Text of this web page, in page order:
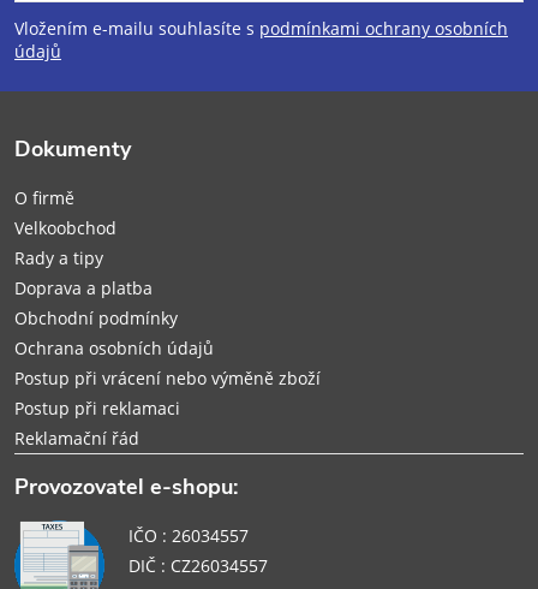
p
a
Vložením e-mailu souhlasíte s podmínkami ochrany osobních
údajů
Dokumenty
O firmě
Velkoobchod
Rady a tipy
Doprava a platba
Obchodní podmínky
Ochrana osobních údajů
Postup při vrácení nebo výměně zboží
Postup při reklamaci
Reklamační řád
Provozovatel e-shopu:
IČO : 26034557
DIČ : CZ26034557